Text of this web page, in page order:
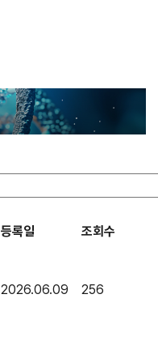
등록일 조회수
2026.06.09 256